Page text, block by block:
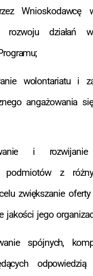
Wnioskodawcę
działań
wolontariatu i
angażowania
i rozwijanie
podmiotów z
zwiększanie
jakości jego
spójnych,